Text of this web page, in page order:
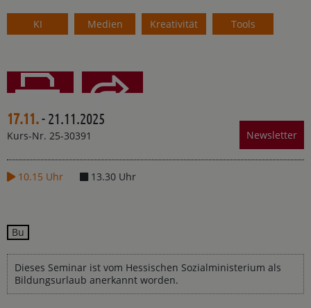
KI Medien Kreativität Tools
Drucken Teilen
17.11.- 21.11.2025
Kurs-Nr. 25-30391 Newsletter
10.15 Uhr 13.30 Uhr
Bu
Dieses Seminar ist vom Hessischen Sozialministerium als
Bildungsurlaub anerkannt worden.